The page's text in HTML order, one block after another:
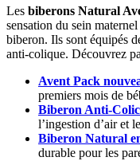
Les biberons Natural
sensation du sein
biberon. Ils sont équipés
anti-colique. Découvrez
Avent Pack
premiers mois de
Biberon Anti-
l’ingestion d’air et
Biberon Natural
durable pour les